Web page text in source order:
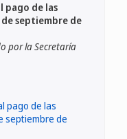
pago de las
septiembre de
por la Secretaría